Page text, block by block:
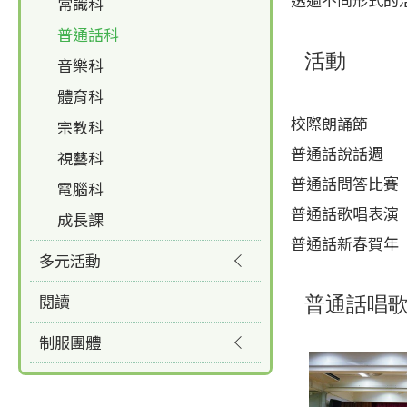
活動
校際朗誦節
普通話說話週
普通話問答比賽
普通話歌唱表演
普通話新春賀年
普通話唱
普通話科
音樂科
體育科
宗教科
視藝科
電腦科
成長課
多元活動
閱讀
制服團體